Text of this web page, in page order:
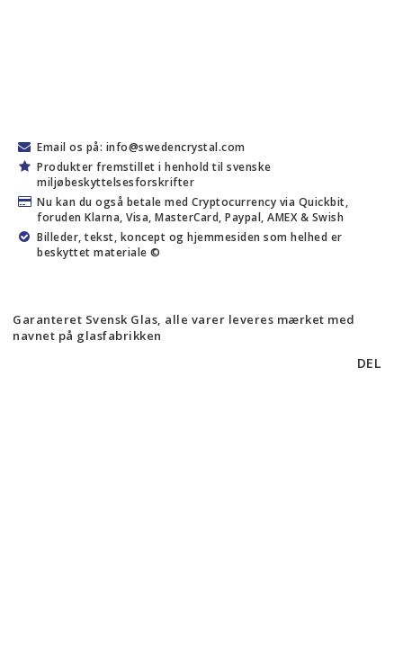
Email os på: info@swedencrystal.com
Produkter fremstillet i henhold til svenske
miljøbeskyttelsesforskrifter
Nu kan du også betale med Cryptocurrency via Quickbit,
foruden Klarna, Visa, MasterCard, Paypal, AMEX & Swish
Billeder, tekst, koncept og hjemmesiden som helhed er
beskyttet materiale ©
Garanteret Svensk Glas, alle varer leveres mærket med
navnet på glasfabrikken
DEL